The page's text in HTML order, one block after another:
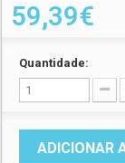
59,39€
Quantidade:
ADICIONAR